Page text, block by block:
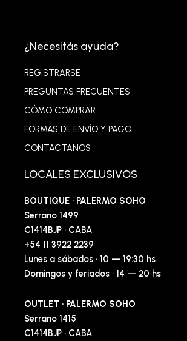
¿Necesitás ayuda?
REGISTRARSE
PREGUNTAS FRECUENTES
CÓMO COMPRAR
FORMAS DE ENVÍO Y PAGO
CONTACTANOS
LOCALES EXCLUSIVOS
BOUTIQUE · PALERMO SOHO
Serrano 1499
C1414BJP · CABA
+54 11 3922 2239
Lunes a sábados · 10 — 19:30 hs
Domingos y feriados · 14 — 20 hs
OUTLET · PALERMO SOHO
Serrano 1415
C1414BJP · CABA